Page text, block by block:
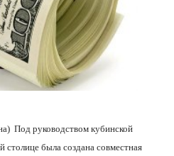
Под руководством кубинской
столице была создана совместная